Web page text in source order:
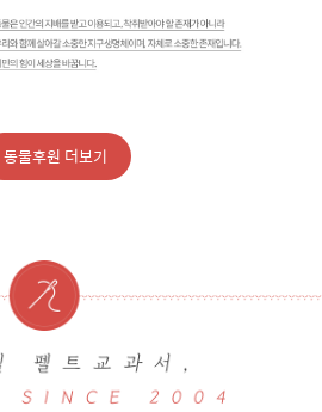
동물후원 더보기